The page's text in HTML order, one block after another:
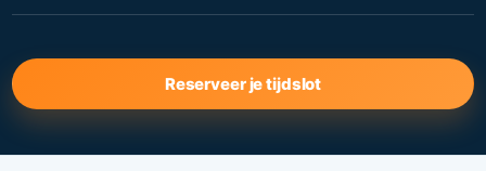
Reserveer je tijdslot